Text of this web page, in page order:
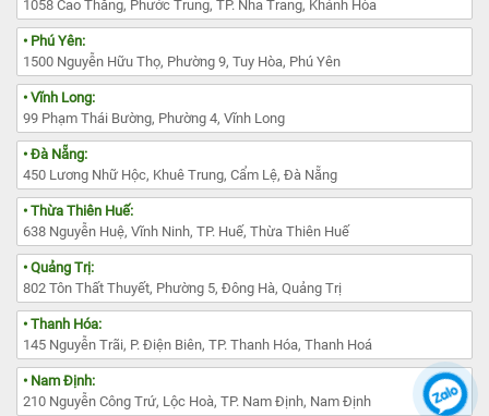
1058 Cao Thắng, Phước Trung, TP. Nha Trang, Khánh Hòa
• Phú Yên:
1500 Nguyễn Hữu Thọ, Phường 9, Tuy Hòa, Phú Yên
• Vĩnh Long:
99 Phạm Thái Bường, Phường 4, Vĩnh Long
• Đà Nẵng:
450 Lương Nhữ Hộc, Khuê Trung, Cẩm Lệ, Đà Nẵng
• Thừa Thiên Huế:
638 Nguyễn Huệ, Vĩnh Ninh, TP. Huế, Thừa Thiên Huế
• Quảng Trị:
802 Tôn Thất Thuyết, Phường 5, Đông Hà, Quảng Trị
• Thanh Hóa:
145 Nguyễn Trãi, P. Điện Biên, TP. Thanh Hóa, Thanh Hoá
• Nam Định:
210 Nguyễn Công Trứ, Lộc Hoà, TP. Nam Định, Nam Định